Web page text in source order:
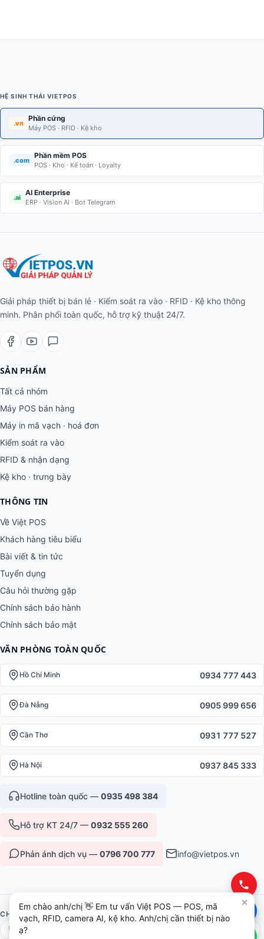
HỆ SINH THÁI VIETPOS
.vn
Phần cứng
Máy POS · RFID · Kệ kho
.com
Phần mềm POS
POS · Kho · Kế toán · Loyalty
.ai
AI Enterprise
ERP · Vision AI · Bot Telegram
Giải pháp thiết bị bán lẻ · Kiểm soát ra vào · RFID · Kệ kho thông
minh. Phân phối toàn quốc, hỗ trợ kỹ thuật 24/7.
SẢN PHẨM
Tất cả nhóm
Máy POS bán hàng
Máy in mã vạch · hoá đơn
Kiểm soát ra vào
RFID & nhận dạng
Kệ kho · trưng bày
THÔNG TIN
Về Việt POS
Khách hàng tiêu biểu
Bài viết & tin tức
Tuyển dụng
Câu hỏi thường gặp
Chính sách bảo hành
Chính sách bảo mật
VĂN PHÒNG TOÀN QUỐC
Hồ Chí Minh 0934 777 443
Đà Nẵng 0905 999 656
Cần Thơ 0931 777 527
Hà Nội 0937 845 333
Hotline toàn quốc — 0935 498 384
Hỗ trợ KT 24/7 — 0932 555 260
Phản ánh dịch vụ — 0796 700 777 info@vietpos.vn
CHỨNG NHẬN & UY TÍN
ISO 9001:2015
Em chào anh/chị 👋 Em tư vấn Việt POS — POS, mã
vạch, RFID, camera AI, kệ kho. Anh/chị cần thiết bị nào
ạ?